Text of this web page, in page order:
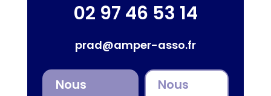
02 97 46 53 14
prad@amper-asso.fr
Nous
Nous